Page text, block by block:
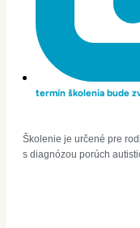
termín školenia bude
Školenie je určené pre
s diagnózou porúch